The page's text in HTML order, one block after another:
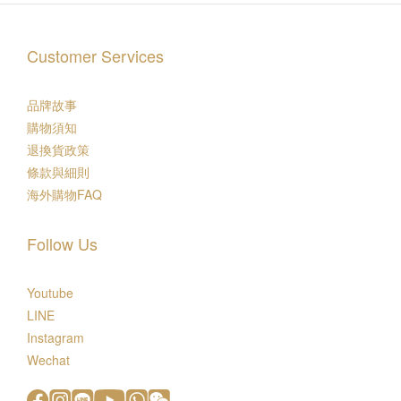
Customer Services
品牌故事
購物須知
退換貨政策
條款與細則
海外購物FAQ
Follow Us
Youtube
LINE
Instagram
Wechat